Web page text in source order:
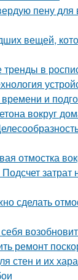
пену
вещей,
в
и
вокруг
отмостка
затрат
сделать
себя
ремонт
стен и их